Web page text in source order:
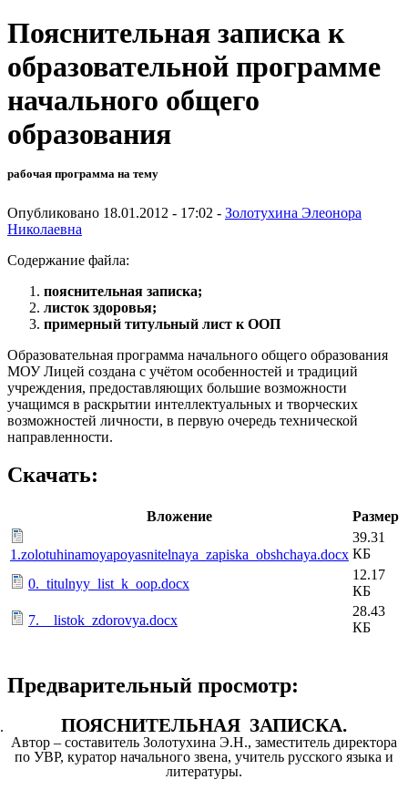
Пояснительная записка к
образовательной программе
начального общего
образования
рабочая программа на тему
Опубликовано 18.01.2012 - 17:02 - Золотухина Элеонора
Николаевна
Содержание файла:
пояснительная записка;
листок здоровья;
примерный титульный лист к ООП
Образовательная программа начального общего образования
МОУ Лицей создана с учётом особенностей и традиций
учреждения, предоставляющих большие возможности
учащимся в раскрытии интеллектуальных и творческих
возможностей личности, в первую очередь технической
направленности.
Скачать:
Вложение Размер
1.zolotuhinamoyapoyasnitelnaya_zapiska_obshchaya.docx
39.31
КБ
0._titulnyy_list_k_oop.docx
12.17
КБ
7.__listok_zdorovya.docx
28.43
КБ
Предварительный просмотр:
ПОЯСНИТЕЛЬНАЯ ЗАПИСКА.
Автор – составитель Золотухина Э.Н., заместитель директора
по УВР, куратор начального звена, учитель русского языка и
литературы.